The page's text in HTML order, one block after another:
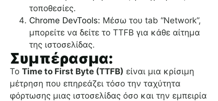
τοποθεσίες.
Chrome DevTools: Μέσω του tab “Network”,
μπορείτε να δείτε το TTFB για κάθε αίτημα
της ιστοσελίδας.
Συμπέρασμα:
Το Time to First Byte (TTFB) είναι μια κρίσιμη
μέτρηση που επηρεάζει τόσο την ταχύτητα
φόρτωσης μιας ιστοσελίδας όσο και την εμπειρία